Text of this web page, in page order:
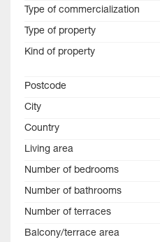
Type of commercialization
Type of property
Kind of property
Postcode
City
Country
Living area
Number of bedrooms
Number of bathrooms
Number of terraces
Balcony/terrace area